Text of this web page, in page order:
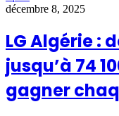
décembre 8, 2025
LG Algérie :
jusqu’à 74
gagner